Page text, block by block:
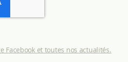
Facebook et toutes nos actualités.